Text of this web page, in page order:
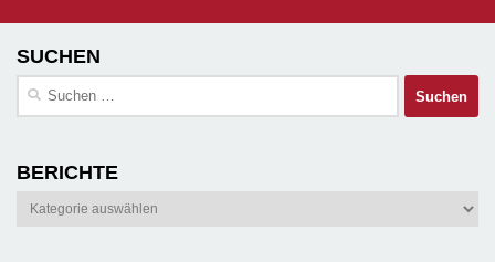
SUCHEN
Suchen
BERICHTE
Berichte